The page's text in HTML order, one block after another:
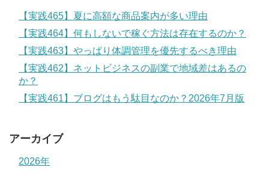
【実践465】夏に高額な商品案内が多い理由
【実践464】何もしないで稼ぐ方法は存在するのか？
【実践463】やっぱり体調管理を優先するべき理由
【実践462】ネットビジネスの副業で地域差はあるの
か？
【実践461】ブログはもう駄目なのか？2026年7月版
アーカイブ
2026年